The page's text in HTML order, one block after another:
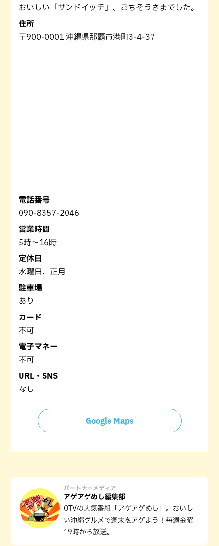
おいしい「サンドイッチ」、ごちそうさまでした。
住所
〒900-0001 沖縄県那覇市港町3-4-37
電話番号
090-8357-2046
営業時間
5時～16時
定休日
水曜日、正月
駐車場
あり
カード
不可
電子マネー
不可
URL・SNS
なし
Google Maps
パートナーメディア
アゲアゲめし編集部
OTVの人気番組「アゲアゲめし」。おいし
い沖縄グルメで週末をアゲよう！毎週金曜
19時から放送。